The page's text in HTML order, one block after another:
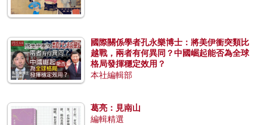
國際關係學者孔永樂博士：將美伊衝突類比
越戰，兩者有何異同？中國崛起能否為全球
格局發揮穩定效用？
本社編輯部
葛亮：見南山
編輯精選